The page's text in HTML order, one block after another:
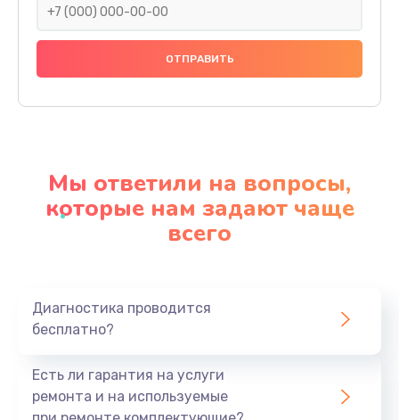
Настройка BIOS
1140 руб.
Заказать
Ремонт разъема питания
Заказать
Мы ответили на вопросы,
которые нам задают чаще
всего
Диагностика проводится
бесплатно?
Есть ли гарантия на услуги
ремонта и на используемые